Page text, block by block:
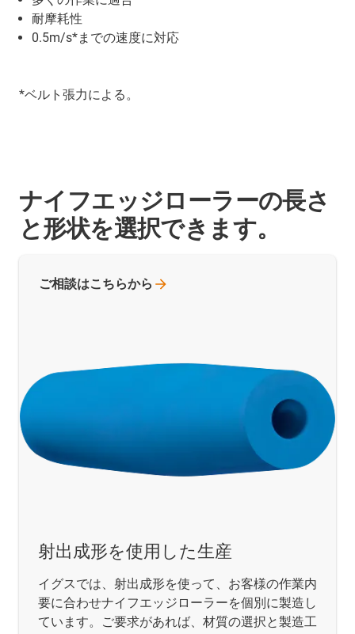
耐摩耗性
0.5m/s*までの速度に対応
*ベルト張力による。
ナイフエッジローラーの長さ
と形状を選択できます。
射出成形を使用した生産
イグスでは、射出成形を使って、お客様の作業内
要に合わせナイフエッジローラーを個別に製造し
ています。ご要求があれば、材質の選択と製造工
ご相談はこちらから